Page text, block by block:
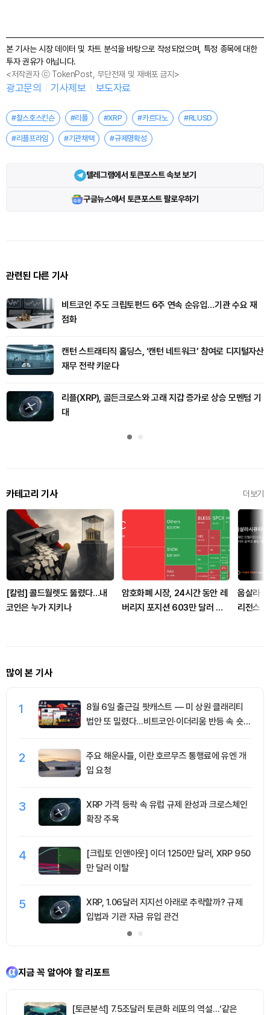
본 기사는 시장 데이터 및 차트 분석을 바탕으로 작성되었으며, 특정 종목에 대한
투자 권유가 아닙니다.
<저작권자 ⓒ TokenPost, 무단전재 및 재배포 금지>
광고문의 기사제보 보도자료
#찰스호스킨슨 #리플 #XRP #카르다노 #RLUSD
#리플프라임 #기관채택 #규제명확성
텔레그램에서 토큰포스트 속보 보기
구글뉴스에서 토큰포스트 팔로우하기
관련된 다른 기사
비트코인 주도 크립토펀드 6주 연속 순유입…기관 수요 재
점화
캔턴 스트래티직 홀딩스, ‘캔턴 네트워크’ 참여로 디지털자산
재무 전략 키운다
리플(XRP), 골든크로스와 고래 지갑 증가로 상승 모멘텀 기
대
카테고리 기사 더보기
[칼럼] 콜드월렛도 뚫렸다…내
코인은 누가 지키나
암호화폐 시장, 24시간 동안 레
버리지 포지션 603만 달러 청
웁살라
리전스
많이 본 기사
1
8월 6일 출근길 팟캐스트 — 미 상원 클래리티
법안 또 밀렸다…비트코인·이더리움 반등 속 숏
2
주요 해운사들, 이란 호르무즈 통행료에 유엔 개
입 요청
3
XRP 가격 등락 속 유럽 규제 완성과 크로스체인
확장 주목
4
[크립토 인앤아웃] 이더 1250만 달러, XRP 950
만 달러 이탈
5
XRP, 1.06달러 지지선 아래로 추락할까? 규제
입법과 기관 자금 유입 관건
지금 꼭 알아야 할 리포트
[토큰분석] 7.5조달러 토큰화 레포의 역설…‘같은